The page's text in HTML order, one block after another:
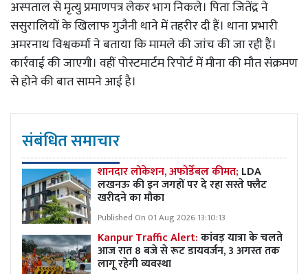
अस्पताल से मृत्यु प्रमाणपत्र लेकर भाग निकले। पिता जितेंद्र ने
ससुरालियों के खिलाफ गुजैनी थाने में तहरीर दी हैं। थाना प्रभारी
अमरनाथ विश्वकर्मा ने बताया कि मामले की जांच की जा रही हैं।
कार्रवाई की जाएगी। वहीं पोस्टमार्टम रिपोर्ट में मीना की मौत संक्रमण
से होने की बात सामने आई है।
संबंधित समाचार
शानदार लोकेशन, अफोर्डेबल कीमत; LDA
लखनऊ की इन जगहों पर दे रहा सस्ते फ्लैट
खरीदने का मौका
Published On 01 Aug 2026 13:10:13
Kanpur Traffic Alert:कांवड़ यात्रा के चलते
आज रात 8 बजे से रूट डायवर्जन, 3 अगस्त तक
लागू रहेगी व्यवस्था